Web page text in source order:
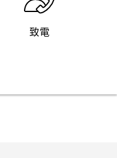
致電